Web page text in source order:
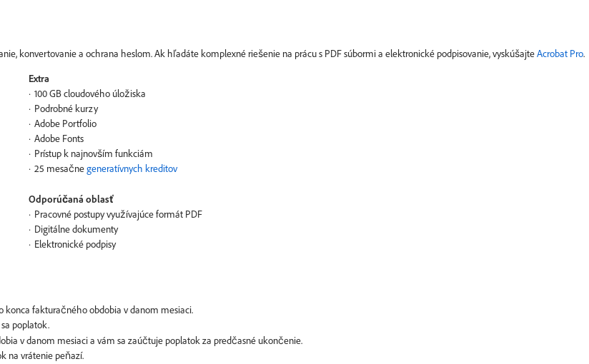
konvertovanie a ochrana heslom. Ak hľadáte komplexné riešenie na prácu s PDF súbormi a elektronické podpisovanie, vyskúšajteAcrobat Pro.
Extra
100 GB cloudového úložiska
Podrobné kurzy
Adobe Portfolio
Adobe Fonts
Prístup k najnovším funkciám
25 mesačnegeneratívnych kreditov
Odporúčaná oblasť
Pracovné postupy využívajúce formát PDF
Digitálne dokumenty
Elektronické podpisy
konca fakturačného obdobia v danom mesiaci.
v danom mesiaci a vám sa zaúčtuje poplatok za predčasné ukončenie.